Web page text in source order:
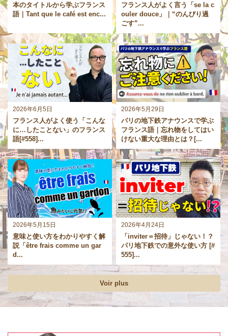
本のタイトルから学ぶフランス
語｜Tant que le café est enc...
フランス人がよく言う「se la c
ouler douce」｜“のんびり過
ごす”...
2026年6月5日
フランス人がよく使う「こんな
に…したことない」のフランス
語[#558]...
2026年5月29日
パリの地下鉄アナウンスで学ぶ
フランス語｜忘れ物をしてはい
けない重大な理由とは？[...
2026年5月15日
意味と使い方をわかりやすく解
説「être frais comme un gar
d...
2026年4月24日
「inviter＝招待」じゃない！？
パリ地下鉄での意外な使い方 [#
555]...
Voir plus